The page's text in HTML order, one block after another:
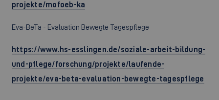
projekte/mofoeb-ka
Eva-BeTa - Evaluation Bewegte Tagespflege
https://www.hs-esslingen.de/soziale-arbeit-bildung-
und-pflege/forschung/projekte/laufende-
projekte/eva-beta-evaluation-bewegte-tagespflege